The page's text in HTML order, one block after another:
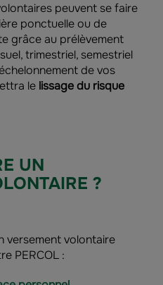
peuvent se faire
ponctuelle ou de
grâce au prélèvement
trimestriel, semestriel
de vos
le lissage du risque
UN
?
versement volontaire
PERCOL :